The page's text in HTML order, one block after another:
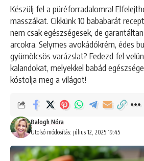
Készülj fel a püréforradalomra!
masszákat. Cikkünk 10 bababarát
nem csak egészségesek, de
arcokra. Selymes avokádókrém, édes
gyümölcsös varázslat? Fedezd fel
kalandokat, melyekkel babád
kóstolja meg a világot!
Utolsó módosítás: július 12, 2025 19:45
Balogh Nóra